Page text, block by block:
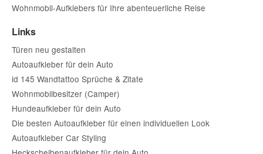
Wohnmobil-Aufklebers für Ihre abenteuerliche Reise
Links
Türen neu gestalten
Autoaufkleber für dein Auto
id 145 Wandtattoo Sprüche & Zitate
Wohnmobilbesitzer (Camper)
Hundeaufkleber für dein Auto
Die besten Autoaufkleber für einen individuellen Look
Autoaufkleber Car Styling